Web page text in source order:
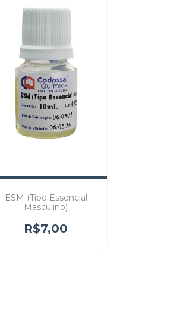
ESM (Tipo Essencial
Masculino)
R$7,00